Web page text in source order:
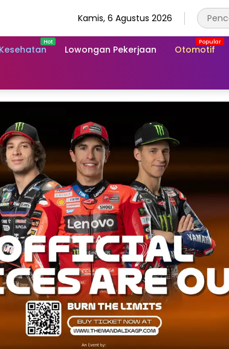
Kamis, 6 Agustus 2026
Lowongan Pekerjaan Otomotif